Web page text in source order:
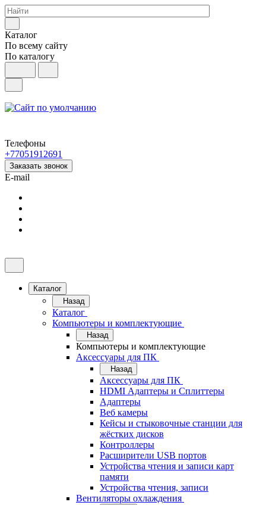
Каталог
По всему сайту
По каталогу
Телефоны
+77051912691
Заказать звонок
E-mail
Каталог
Назад
Каталог
Компьютеры и комплектующие
Назад
Компьютеры и комплектующие
Аксессуары для ПК
Назад
Аксессуары для ПК
HDMI Адаптеры и Сплиттеры
Адаптеры
Веб камеры
Кейсы и стыковочные станции для
жёстких дисков
Контроллеры
Расширители USB портов
Устройства чтения и записи карт
памяти
Устройства чтения, записи
Вентиляторы охлаждения